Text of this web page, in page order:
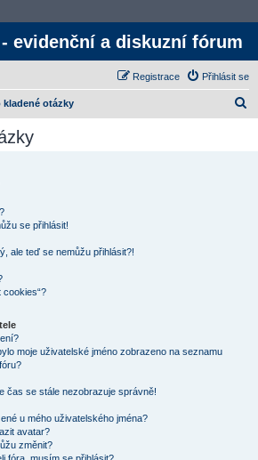
- evidenční a diskuzní fórum
Přihlásit se
Registrace
kladené otázky
se přihlásit!
ale teď se nemůžu přihlásit?!
cookies“?
moje uživatelské jméno zobrazeno na seznamu
čas se stále nezobrazuje správně!
u mého uživatelského jména?
avatar?
změnit?